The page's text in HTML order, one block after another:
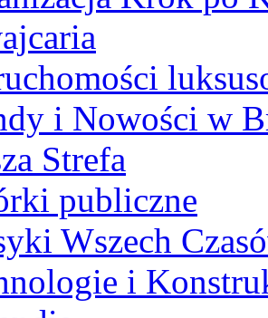
i Nowości w
Strefa
publiczne
Wszech
i